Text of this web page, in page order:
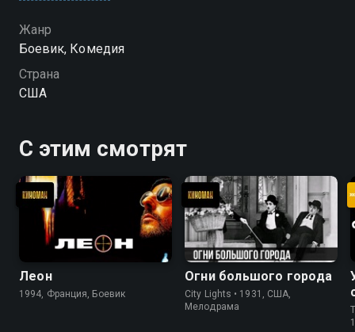
Жанр
Боевик, Комедия
Страна
США
С этим смотрят
Леон
1994, Франция, Боевик
Огни большого города
City Lights • 1931, США,
Мелодрама